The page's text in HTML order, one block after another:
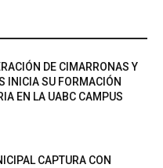
DE CIMARRONAS Y
INICIA SU FORMACIÓN
EN LA UABC CAMPUS
CAPTURA CON